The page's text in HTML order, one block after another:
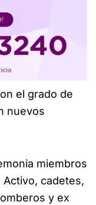
el grado de
nuevos
miembros
cadetes,
y ex